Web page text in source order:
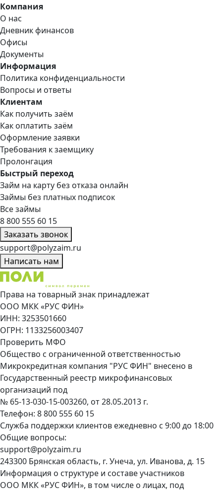
Компания
О нас
Дневник финансов
Офисы
Документы
Информация
Политика конфиденциальности
Вопросы и ответы
Клиентам
Как получить заём
Как оплатить заём
Оформление заявки
Требования к заемщику
Пролонгация
Быстрый переход
Займ на карту без отказа онлайн
Займы без платных подписок
Все займы
8 800 555 60 15
Заказать звонок
support@polyzaim.ru
Написать нам
Права на товарный знак принадлежат
ООО МКК «РУС ФИН»
ИНН: 3253501660
ОГРН: 1133256003407
Проверить МФО
Общество с ограниченной ответственностью
Микрокредитная компания "РУС ФИН" внесено в
Государственный реестр микрофинансовых
организаций под
№ 65-13-030-15-003260, от 28.05.2013 г.
Телефон: 8 800 555 60 15
Служба поддержки клиентов ежедневно с 9:00 до 18:00
Общие вопросы:
support@polyzaim.ru
243300 Брянская область, г. Унеча, ул. Иванова, д. 15
Информация о структуре и составе участников
ООО МКК «РУС ФИН», в том числе о лицах, под